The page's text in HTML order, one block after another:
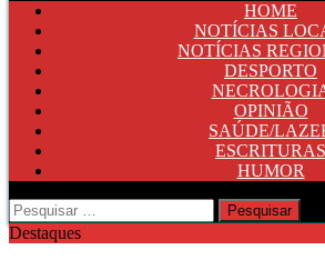
HOME
NOTÍCIAS
NOTÍCIAS
DESPORTO
OPINIÃO
SAÚDE/
ESCRITURAS
HUMOR
Pesquisar
por:
Destaques